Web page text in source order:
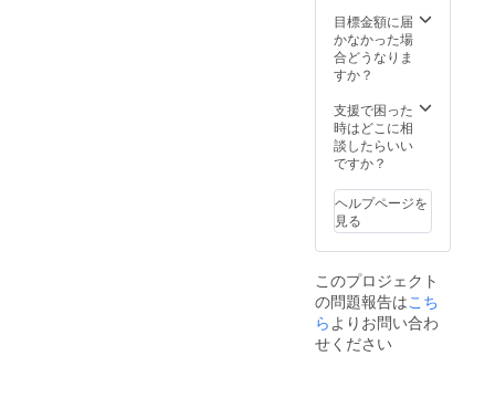
（MEL
ODION
）。
&
GLORY
を見な
がら楽
いちゃ
しょ
う！ 鍵
ステッ
カーを
貼っ
て、マ
できない方の為
に、①の参加権
とは別のプレゼ
ントとしてご用
H ZETT Mが墨と
筆で渾身のメッ
セージを直筆の
「書」(B4サイ
入れて差し上げ
ます。1枚1枚手
書きの「世界で1
枚だけ書」のプ
レゼントとなり
ます。 ※支援期
間終了後、9月
10日（土）まで
にご登録頂いた
名」あるいは
「お子さま2名
(付き添い＆見学
で大人1名)」、
のいずれかとな
ります。 ②「世
界で1枚だけの
書」について：
いの方や撮影日
程の都合によっ
て収録にご参加
できない方の為
に、①の参加権
とは別のプレゼ
ントとしてご用
意致します。 ・
H ZETT Mが墨と
筆で渾身のメッ
目標金額に届
かなかった場
合どうなりま
すか？
支援で困った
時はどこに相
談したらいい
ですか？
ヘルプページを
見る
このプロジェクト
の問題報告はこち
ら よりお問い合わ
せください